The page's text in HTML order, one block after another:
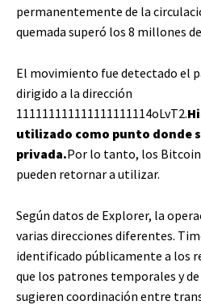
permanentemente de la
quemada superó los 8 millones
El movimiento fue detectado el
dirigido a la dirección
111111111111111111114oLvT2.
utilizado como punto donde
privada.Por lo tanto, los
pueden retornar a utilizar.
Según datos de Explorer, la
varias direcciones diferentes.
identificado públicamente a los
que los patrones temporales y
sugieren coordinación entre